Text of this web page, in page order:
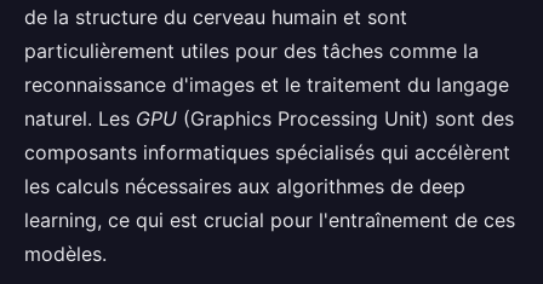
de la structure du cerveau humain et sont
particulièrement utiles pour des tâches comme la
reconnaissance d'images et le traitement du langage
naturel. Les GPU (Graphics Processing Unit) sont des
composants informatiques spécialisés qui accélèrent
les calculs nécessaires aux algorithmes de deep
learning, ce qui est crucial pour l'entraînement de ces
modèles.